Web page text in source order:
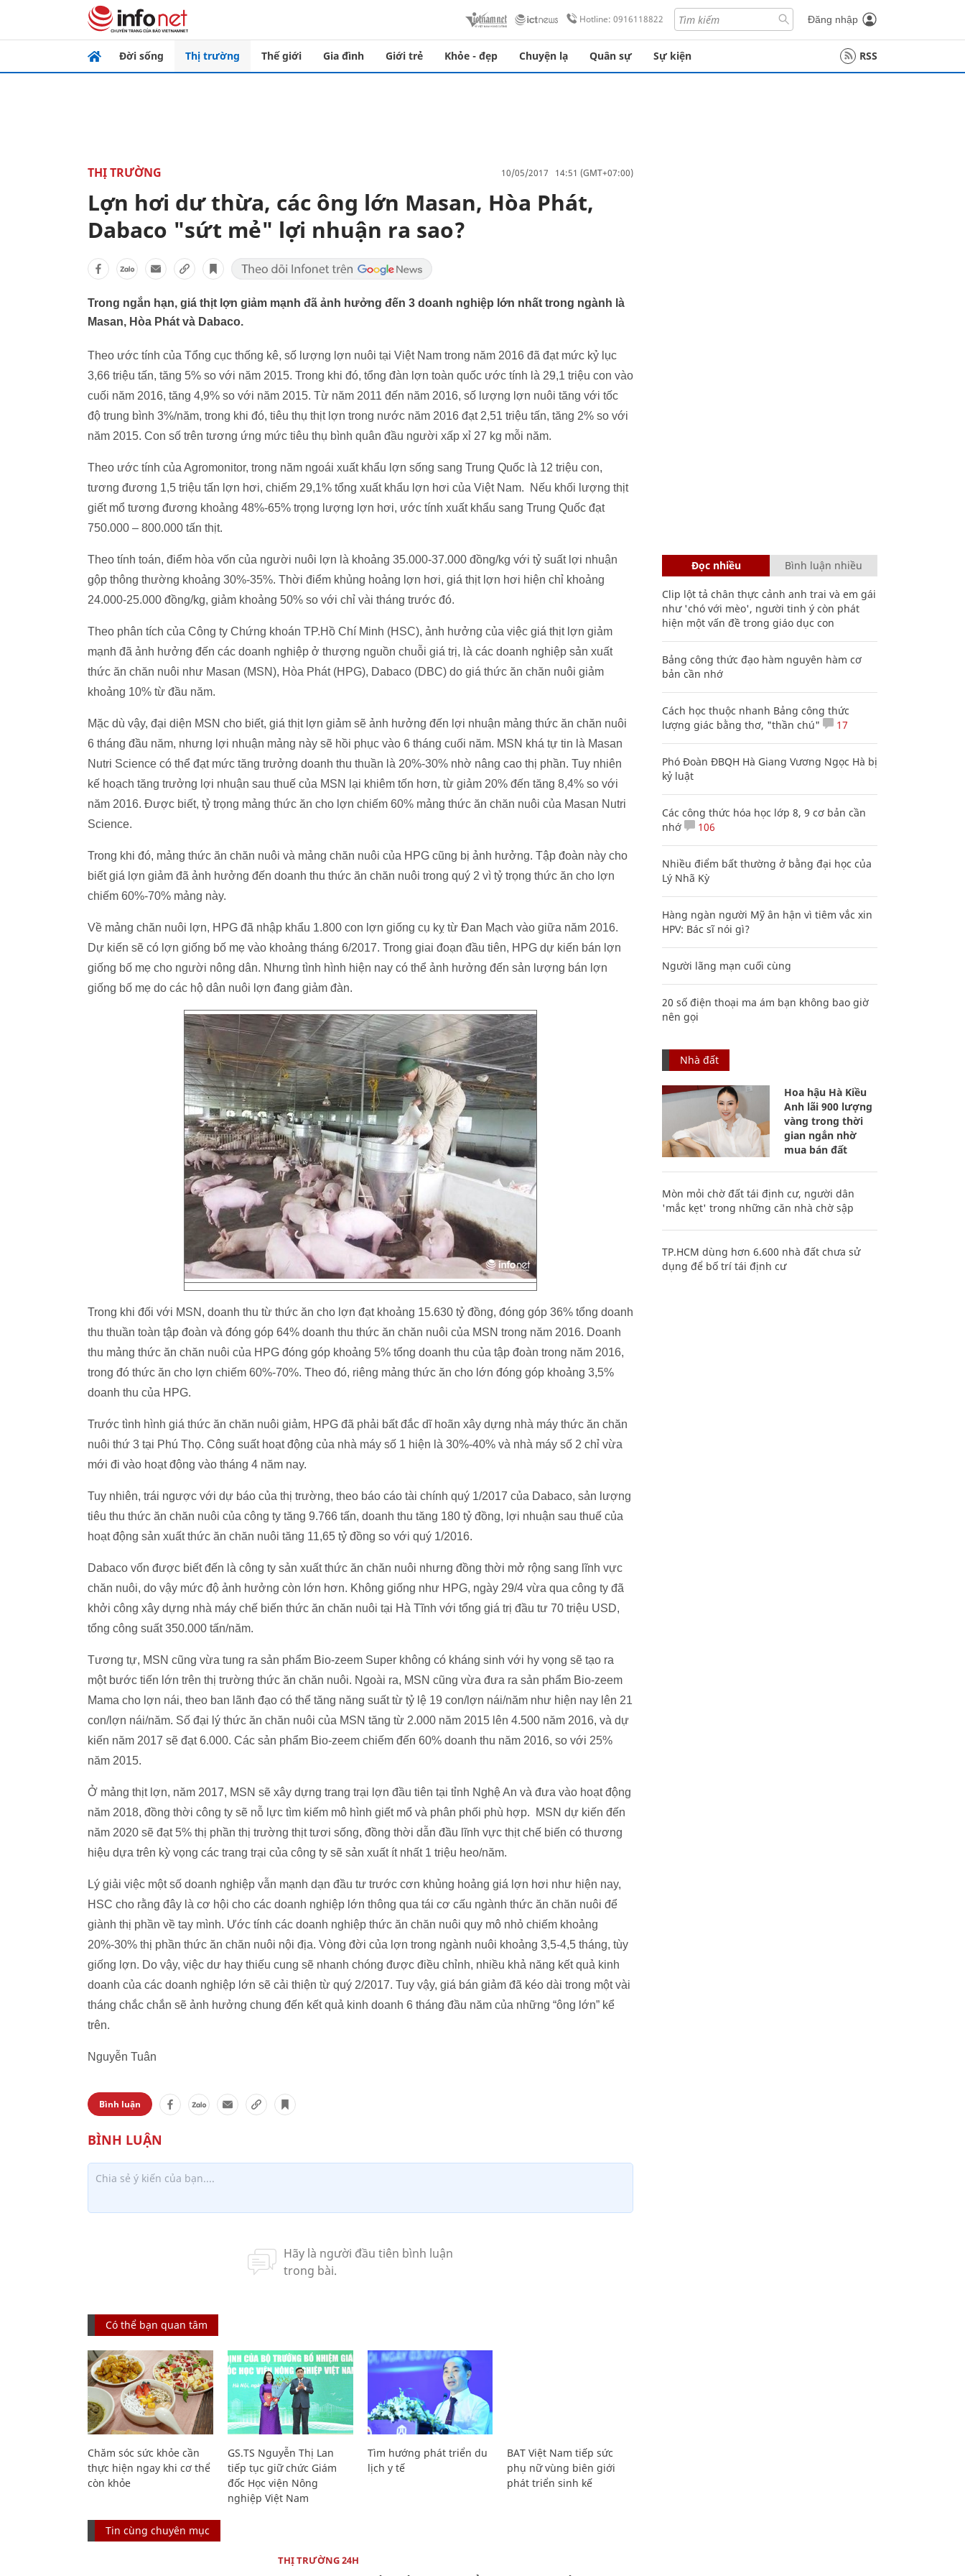
Hotline: 0916118822 Đăng nhập
Đời sống Thị trường Thế giới Gia đình Giới trẻ Khỏe - đẹp Chuyện lạ Quân sự Sự kiện RSS
THỊ TRƯỜNG 10/05/2017 14:51 (GMT+07:00)
Lợn hơi dư thừa, các ông lớn Masan, Hòa Phát,
Dabaco "sứt mẻ" lợi nhuận ra sao?
Trong ngắn hạn, giá thịt lợn giảm mạnh đã ảnh hưởng đến 3 doanh nghiệp lớn nhất trong ngành là
Masan, Hòa Phát và Dabaco.
Theo ước tính của Tổng cục thống kê, số lượng lợn nuôi tại Việt Nam trong năm 2016 đã đạt mức kỷ lục
3,66 triệu tấn, tăng 5% so với năm 2015. Trong khi đó, tổng đàn lợn toàn quốc ước tính là 29,1 triệu con vào
cuối năm 2016, tăng 4,9% so với năm 2015. Từ năm 2011 đến năm 2016, số lượng lợn nuôi tăng với tốc
độ trung bình 3%/năm, trong khi đó, tiêu thụ thịt lợn trong nước năm 2016 đạt 2,51 triệu tấn, tăng 2% so với
năm 2015. Con số trên tương ứng mức tiêu thụ bình quân đầu người xấp xỉ 27 kg mỗi năm.
Theo ước tính của Agromonitor, trong năm ngoái xuất khẩu lợn sống sang Trung Quốc là 12 triệu con,
tương đương 1,5 triệu tấn lợn hơi, chiếm 29,1% tổng xuất khẩu lợn hơi của Việt Nam. Nếu khối lượng thịt
giết mổ tương đương khoảng 48%-65% trọng lượng lợn hơi, ước tính xuất khẩu sang Trung Quốc đạt
750.000 – 800.000 tấn thịt.
Theo tính toán, điểm hòa vốn của người nuôi lợn là khoảng 35.000-37.000 đồng/kg với tỷ suất lợi nhuận
gộp thông thường khoảng 30%-35%. Thời điểm khủng hoảng lợn hơi, giá thịt lợn hơi hiện chỉ khoảng
24.000-25.000 đồng/kg, giảm khoảng 50% so với chỉ vài tháng trước đó.
Theo phân tích của Công ty Chứng khoán TP.Hồ Chí Minh (HSC), ảnh hưởng của việc giá thịt lợn giảm
mạnh đã ảnh hưởng đến các doanh nghiệp ở thượng nguồn chuỗi giá trị, là các doanh nghiệp sản xuất
thức ăn chăn nuôi như Masan (MSN), Hòa Phát (HPG), Dabaco (DBC) do giá thức ăn chăn nuôi giảm
khoảng 10% từ đầu năm.
Mặc dù vậy, đại diện MSN cho biết, giá thịt lợn giảm sẽ ảnh hưởng đến lợi nhuận mảng thức ăn chăn nuôi
6 tháng đầu năm, nhưng lợi nhuận mảng này sẽ hồi phục vào 6 tháng cuối năm. MSN khá tự tin là Masan
Nutri Science có thể đạt mức tăng trưởng doanh thu thuần là 20%-30% nhờ nâng cao thị phần. Tuy nhiên
kế hoạch tăng trưởng lợi nhuận sau thuế của MSN lại khiêm tốn hơn, từ giảm 20% đến tăng 8,4% so với
năm 2016. Được biết, tỷ trọng mảng thức ăn cho lợn chiếm 60% mảng thức ăn chăn nuôi của Masan Nutri
Science.
Trong khi đó, mảng thức ăn chăn nuôi và mảng chăn nuôi của HPG cũng bị ảnh hưởng. Tập đoàn này cho
biết giá lợn giảm đã ảnh hưởng đến doanh thu thức ăn chăn nuôi trong quý 2 vì tỷ trọng thức ăn cho lợn
chiếm 60%-70% mảng này.
Về mảng chăn nuôi lợn, HPG đã nhập khẩu 1.800 con lợn giống cụ kỵ từ Đan Mạch vào giữa năm 2016.
Dự kiến sẽ có lợn giống bố mẹ vào khoảng tháng 6/2017. Trong giai đoạn đầu tiên, HPG dự kiến bán lợn
giống bố mẹ cho người nông dân. Nhưng tình hình hiện nay có thể ảnh hưởng đến sản lượng bán lợn
giống bố mẹ do các hộ dân nuôi lợn đang giảm đàn.
Trong khi đối với MSN, doanh thu từ thức ăn cho lợn đạt khoảng 15.630 tỷ đồng, đóng góp 36% tổng doanh
thu thuần toàn tập đoàn và đóng góp 64% doanh thu thức ăn chăn nuôi của MSN trong năm 2016. Doanh
thu mảng thức ăn chăn nuôi của HPG đóng góp khoảng 5% tổng doanh thu của tập đoàn trong năm 2016,
trong đó thức ăn cho lợn chiếm 60%-70%. Theo đó, riêng mảng thức ăn cho lớn đóng góp khoảng 3,5%
doanh thu của HPG.
Trước tình hình giá thức ăn chăn nuôi giảm, HPG đã phải bất đắc dĩ hoãn xây dựng nhà máy thức ăn chăn
nuôi thứ 3 tại Phú Thọ. Công suất hoạt động của nhà máy số 1 hiện là 30%-40% và nhà máy số 2 chỉ vừa
mới đi vào hoạt động vào tháng 4 năm nay.
Tuy nhiên, trái ngược với dự báo của thị trường, theo báo cáo tài chính quý 1/2017 của Dabaco, sản lượng
tiêu thu thức ăn chăn nuôi của công ty tăng 9.766 tấn, doanh thu tăng 180 tỷ đồng, lợi nhuận sau thuế của
hoạt động sản xuất thức ăn chăn nuôi tăng 11,65 tỷ đồng so với quý 1/2016.
Dabaco vốn được biết đến là công ty sản xuất thức ăn chăn nuôi nhưng đồng thời mở rộng sang lĩnh vực
chăn nuôi, do vậy mức độ ảnh hưởng còn lớn hơn. Không giống như HPG, ngày 29/4 vừa qua công ty đã
khởi công xây dựng nhà máy chế biến thức ăn chăn nuôi tại Hà Tĩnh với tổng giá trị đầu tư 70 triệu USD,
tổng công suất 350.000 tấn/năm.
Tương tự, MSN cũng vừa tung ra sản phẩm Bio-zeem Super không có kháng sinh với hy vọng sẽ tạo ra
một bước tiến lớn trên thị trường thức ăn chăn nuôi. Ngoài ra, MSN cũng vừa đưa ra sản phẩm Bio-zeem
Mama cho lợn nái, theo ban lãnh đạo có thể tăng năng suất từ tỷ lệ 19 con/lợn nái/năm như hiện nay lên 21
con/lợn nái/năm. Số đại lý thức ăn chăn nuôi của MSN tăng từ 2.000 năm 2015 lên 4.500 năm 2016, và dự
kiến năm 2017 sẽ đạt 6.000. Các sản phẩm Bio-zeem chiếm đến 60% doanh thu năm 2016, so với 25%
năm 2015.
Ở mảng thịt lợn, năm 2017, MSN sẽ xây dựng trang trại lợn đầu tiên tại tỉnh Nghệ An và đưa vào hoạt động
năm 2018, đồng thời công ty sẽ nỗ lực tìm kiếm mô hình giết mổ và phân phối phù hợp. MSN dự kiến đến
năm 2020 sẽ đạt 5% thị phần thị trường thịt tươi sống, đồng thời dẫn đầu lĩnh vực thịt chế biến có thương
hiệu dựa trên kỳ vọng các trang trại của công ty sẽ sản xuất ít nhất 1 triệu heo/năm.
Lý giải việc một số doanh nghiệp vẫn mạnh dạn đầu tư trước cơn khủng hoảng giá lợn hơi như hiện nay,
HSC cho rằng đây là cơ hội cho các doanh nghiệp lớn thông qua tái cơ cấu ngành thức ăn chăn nuôi để
giành thị phần về tay mình. Ước tính các doanh nghiệp thức ăn chăn nuôi quy mô nhỏ chiếm khoảng
20%-30% thị phần thức ăn chăn nuôi nội địa. Vòng đời của lợn trong ngành nuôi khoảng 3,5-4,5 tháng, tùy
giống lợn. Do vậy, việc dư hay thiếu cung sẽ nhanh chóng được điều chỉnh, nhiều khả năng kết quả kinh
doanh của các doanh nghiệp lớn sẽ cải thiện từ quý 2/2017. Tuy vậy, giá bán giảm đã kéo dài trong một vài
tháng chắc chắn sẽ ảnh hưởng chung đến kết quả kinh doanh 6 tháng đầu năm của những “ông lớn” kể
trên.
Nguyễn Tuân
Bình luận
Có thể bạn quan tâm
Chăm sóc sức khỏe cần
thực hiện ngay khi cơ thể
còn khỏe
GS.TS Nguyễn Thị Lan
tiếp tục giữ chức Giám
đốc Học viện Nông
nghiệp Việt Nam
Tìm hướng phát triển du
lịch y tế
BAT Việt Nam tiếp sức
phụ nữ vùng biên giới
phát triển sinh kế
Tin cùng chuyên mục
THỊ TRƯỜNG 24H
Đọc nhiều Bình luận nhiều
Clip lột tả chân thực cảnh anh trai và em gái
như 'chó với mèo', người tinh ý còn phát
hiện một vấn đề trong giáo dục con
Bảng công thức đạo hàm nguyên hàm cơ
bản cần nhớ
Cách học thuộc nhanh Bảng công thức
lượng giác bằng thơ, "thần chú"
17
Phó Đoàn ĐBQH Hà Giang Vương Ngọc Hà bị
kỷ luật
Các công thức hóa học lớp 8, 9 cơ bản cần
nhớ
106
Nhiều điểm bất thường ở bằng đại học của
Lý Nhã Kỳ
Hàng ngàn người Mỹ ân hận vì tiêm vắc xin
HPV: Bác sĩ nói gì?
Người lãng mạn cuối cùng
20 số điện thoại ma ám bạn không bao giờ
nên gọi
Nhà đất
Hoa hậu Hà Kiều
Anh lãi 900 lượng
vàng trong thời
gian ngắn nhờ
mua bán đất
Mòn mỏi chờ đất tái định cư, người dân
'mắc kẹt' trong những căn nhà chờ sập
TP.HCM dùng hơn 6.600 nhà đất chưa sử
dụng để bố trí tái định cư